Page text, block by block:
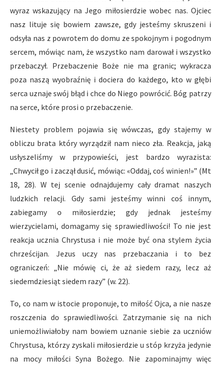
wyraz wskazujący na Jego miłosierdzie wobec nas. Ojciec
nasz lituje się bowiem zawsze, gdy jesteśmy skruszeni i
odsyła nas z powrotem do domu ze spokojnym i pogodnym
sercem, mówiąc nam, że wszystko nam darował i wszystko
przebaczył. Przebaczenie Boże nie ma granic; wykracza
poza naszą wyobraźnię i dociera do każdego, kto w głębi
serca uznaje swój błąd i chce do Niego powrócić. Bóg patrzy
na serce, które prosi o przebaczenie.
Niestety problem pojawia się wówczas, gdy stajemy w
obliczu brata który wyrządził nam nieco zła. Reakcja, jaką
usłyszeliśmy w przypowieści, jest bardzo wyrazista:
„Chwycił go i zaczął dusić, mówiąc: «Oddaj, coś winien!»” (Mt
18, 28). W tej scenie odnajdujemy cały dramat naszych
ludzkich relacji. Gdy sami jesteśmy winni coś innym,
zabiegamy o miłosierdzie; gdy jednak jesteśmy
wierzycielami, domagamy się sprawiedliwości! To nie jest
reakcja ucznia Chrystusa i nie może być ona stylem życia
chrześcijan. Jezus uczy nas przebaczania i to bez
ograniczeń: „Nie mówię ci, że aż siedem razy, lecz aż
siedemdziesiąt siedem razy” (w. 22).
To, co nam w istocie proponuje, to miłość Ojca, a nie nasze
roszczenia do sprawiedliwości. Zatrzymanie się na nich
uniemożliwiałoby nam bowiem uznanie siebie za uczniów
Chrystusa, którzy zyskali miłosierdzie u stóp krzyża jedynie
na mocy miłości Syna Bożego. Nie zapominajmy więc